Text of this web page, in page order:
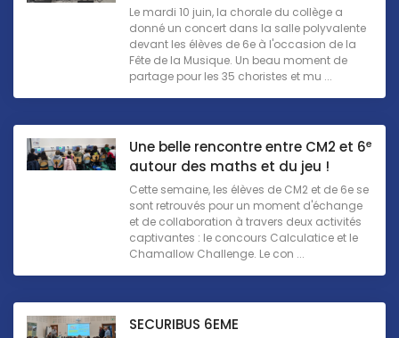
Le mardi 10 juin, la chorale du collège a
donné un concert dans la salle polyvalente
devant les élèves de 6e à l'occasion de la
Fête de la Musique. Un beau moment de
partage pour les 35 choristes et mu ...
Une belle rencontre entre CM2 et 6e
autour des maths et du jeu !
Cette semaine, les élèves de CM2 et de 6e se
sont retrouvés pour un moment d'échange
et de collaboration à travers deux activités
captivantes : le concours Calculatice et le
Chamallow Challenge. Le con ...
SECURIBUS 6EME